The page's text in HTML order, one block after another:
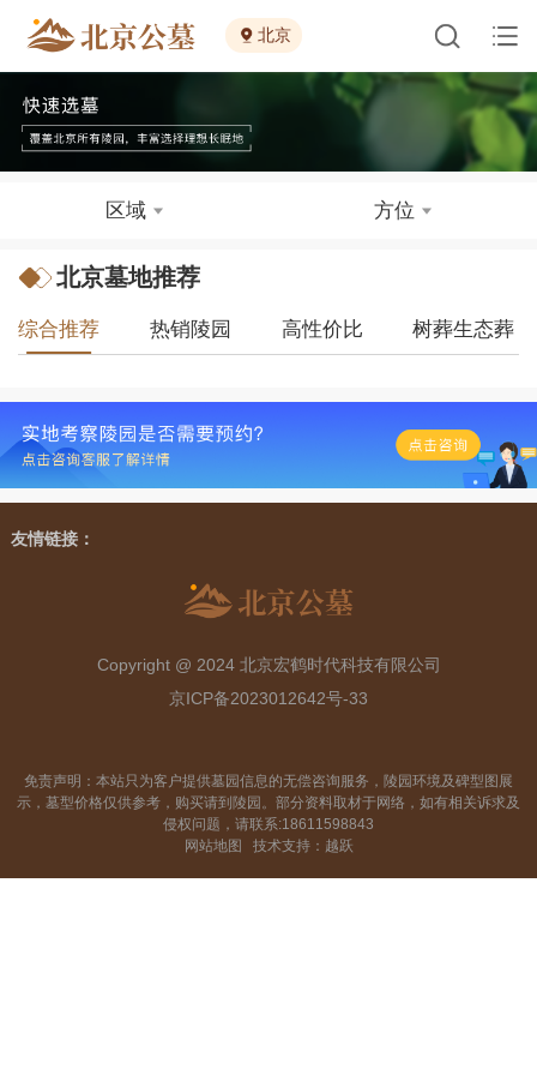
北京
区域 方位
北京墓地推荐
综合推荐 热销陵园 高性价比 树葬生态葬
友情链接：
Copyright @ 2024 北京宏鹤时代科技有限公司
京ICP备2023012642号-33
免责声明：本站只为客户提供墓园信息的无偿咨询服务，陵园环境及碑型图展
示，墓型价格仅供参考，购买请到陵园。部分资料取材于网络，如有相关诉求及
侵权问题，请联系:18611598843
网站地图
技术支持：越跃